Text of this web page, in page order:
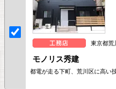
東京都荒
モノリス秀建
都電が走る下町、荒川区に高い